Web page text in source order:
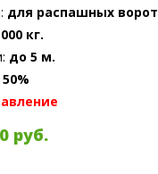
для распашных ворот
кг.
до 5 м.
50%
руб.